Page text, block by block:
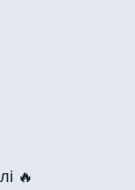
🔥